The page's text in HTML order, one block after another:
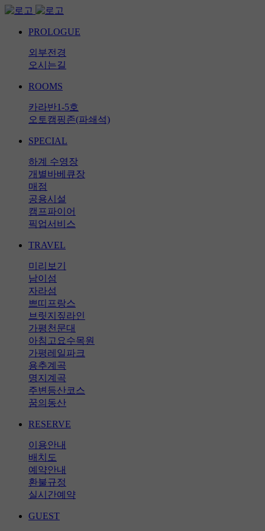
PROLOGUE
외부전경
오시는길
ROOMS
카라반1-5호
오토캠핑존(파쇄석)
SPECIAL
하계 수영장
개별바베큐장
매점
공용시설
캠프파이어
픽업서비스
TRAVEL
미리보기
남이섬
자라섬
쁘띠프랑스
브릿지짚라인
가평천문대
아침고요수목원
가평레일파크
용추계곡
명지계곡
주변등산코스
꿈의동산
RESERVE
이용안내
배치도
예약안내
환불규정
실시간예약
GUEST